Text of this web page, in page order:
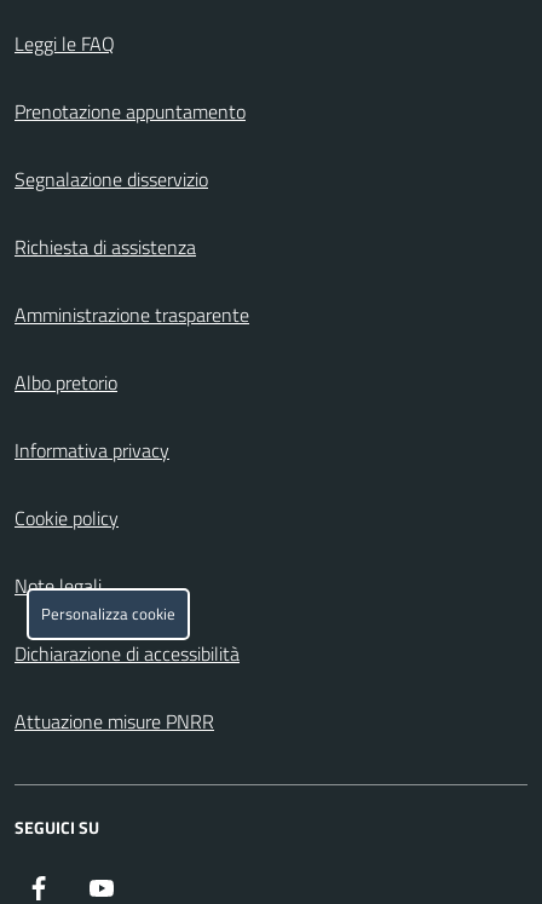
Leggi le FAQ
Prenotazione appuntamento
Segnalazione disservizio
Richiesta di assistenza
Amministrazione trasparente
Albo pretorio
Informativa privacy
Cookie policy
Note legali
Dichiarazione di accessibilità
Attuazione misure PNRR
SEGUICI SU
Facebook
Personalizza cookie